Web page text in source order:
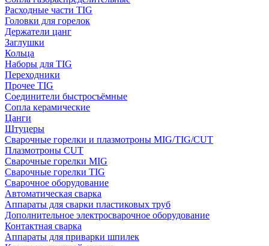
Расходные части TIG
Головки для горелок
Держатели цанг
Заглушки
Кольца
Наборы для TIG
Переходники
Прочее TIG
Соединители быстросъёмные
Сопла керамические
Цанги
Штуцеры
Сварочные горелки и плазмотроны MIG/TIG/CUT
Плазмотроны CUT
Сварочные горелки MIG
Сварочные горелки TIG
Сварочное оборудование
Автоматическая сварка
Аппараты для сварки пластиковых труб
Дополнительное электросварочное оборудование
Контактная сварка
Аппараты для приварки шпилек